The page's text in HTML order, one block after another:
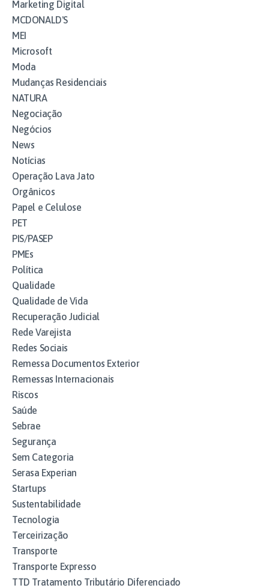
Marketing Digital
MCDONALD'S
MEI
Microsoft
Moda
Mudanças Residenciais
NATURA
Negociação
Negócios
News
Notícias
Operação Lava Jato
Orgânicos
Papel e Celulose
PET
PIS/PASEP
PMEs
Política
Qualidade
Qualidade de Vida
Recuperação Judicial
Rede Varejista
Redes Sociais
Remessa Documentos Exterior
Remessas Internacionais
Riscos
Saúde
Sebrae
Segurança
Sem Categoria
Serasa Experian
Startups
Sustentabilidade
Tecnologia
Terceirização
Transporte
Transporte Expresso
TTD Tratamento Tributário Diferenciado